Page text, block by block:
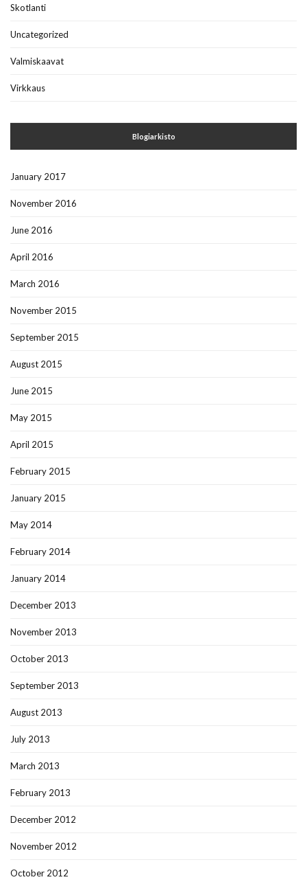
Skotlanti
Uncategorized
Valmiskaavat
Virkkaus
Blogiarkisto
January 2017
November 2016
June 2016
April 2016
March 2016
November 2015
September 2015
August 2015
June 2015
May 2015
April 2015
February 2015
January 2015
May 2014
February 2014
January 2014
December 2013
November 2013
October 2013
September 2013
August 2013
July 2013
March 2013
February 2013
December 2012
November 2012
October 2012